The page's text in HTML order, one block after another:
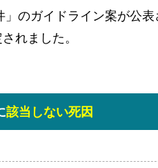
のガイドライン案が公表
れました。
該当しない死因